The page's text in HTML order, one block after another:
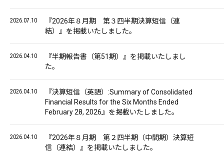
2026.07.10
『2026年８月期 第３四半期決算短信（連
結）』を掲載いたしました。
2026.04.10
『半期報告書（第51期）』を掲載いたしまし
た。
2026.04.10
『決算短信（英語）:Summary of Consolidated
Financial Results for the Six Months Ended
February 28, 2026』を掲載いたしました。
2026.04.10
『2026年８月期 第２四半期（中間期）決算短
信（連結）』を掲載いたしました。